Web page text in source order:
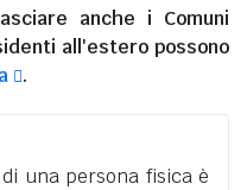
anche i Comuni
all'esteropossono
.
una persona fisica è